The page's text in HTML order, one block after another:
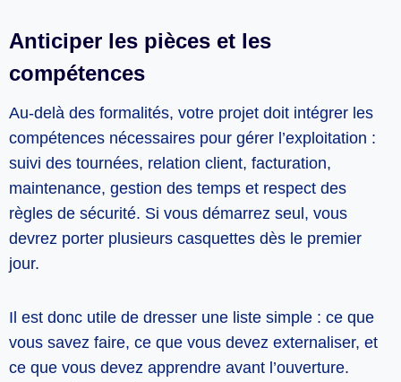
Anticiper les pièces et les
compétences
Au-delà des formalités, votre projet doit intégrer les
compétences nécessaires pour gérer l’exploitation :
suivi des tournées, relation client, facturation,
maintenance, gestion des temps et respect des
règles de sécurité. Si vous démarrez seul, vous
devrez porter plusieurs casquettes dès le premier
jour.
Il est donc utile de dresser une liste simple : ce que
vous savez faire, ce que vous devez externaliser, et
ce que vous devez apprendre avant l’ouverture.